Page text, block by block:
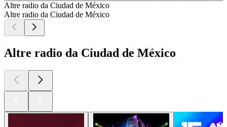
Altre radio da Ciudad de México
Altre radio da Ciudad de México
Altre radio da Ciudad de México